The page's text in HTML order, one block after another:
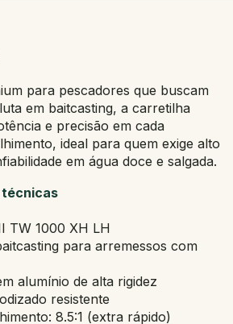
para pescadores que buscam
em baitcasting, a carretilha
e precisão em cada
ideal para quem exige alto
em água doce e salgada.
TW 1000 XH LH
para arremessos com
alumínio de alta rigidez
resistente
8.5:1 (extra rápido)